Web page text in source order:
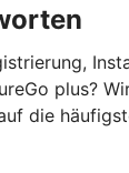
plus?
die